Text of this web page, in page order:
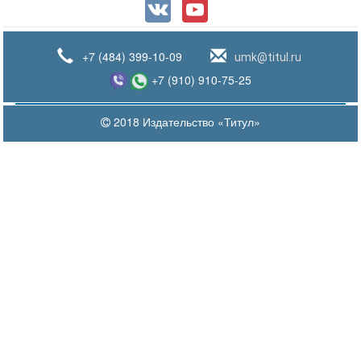
+7 (484) 399-10-09 umk@titul.ru
+7 (910) 910-75-25
2018 Издательство «Титул»